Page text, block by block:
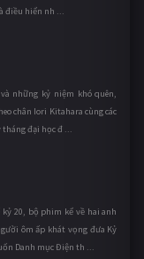
điều hiển nh ...
những kỷ niệm khó quên,
chân Iori Kitahara cùng các
đại học đ ...
20, bộ phim kể về hai anh
ôm ấp khát vọng đưa Kỷ
Danh mục Điện th ...